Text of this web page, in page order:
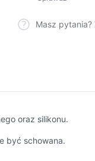
Masz pytania?
oraz silikonu.
być schowana.